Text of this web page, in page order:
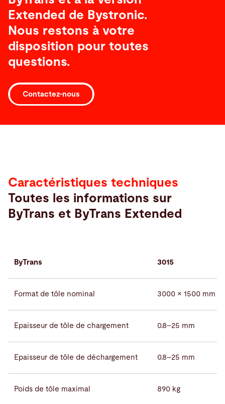
Extended de Bystronic.
Nous restons à votre
disposition pour toutes
questions.
Contactez-nous
Caractéristiques techniques
Toutes les informations sur
ByTrans et ByTrans Extended
ByTrans 3015
Format de tôle nominal 3000 × 1500 mm
Epaisseur de tôle de chargement 0.8–25 mm
Epaisseur de tôle de déchargement 0.8–25 mm
Poids de tôle maximal 890 kg